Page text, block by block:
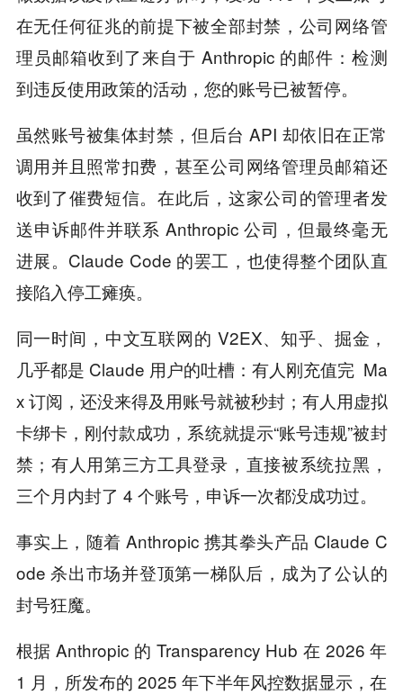
在无任何征兆的前提下被全部封禁，公司网络管
理员邮箱收到了来自于 Anthropic 的邮件：检测
到违反使用政策的活动，您的账号已被暂停。
虽然账号被集体封禁，但后台 API 却依旧在正常
调用并且照常扣费，甚至公司网络管理员邮箱还
收到了催费短信。在此后，这家公司的管理者发
送申诉邮件并联系 Anthropic 公司，但最终毫无
进展。Claude Code 的罢工，也使得整个团队直
接陷入停工瘫痪。
同一时间，中文互联网的 V2EX、知乎、掘金，
几乎都是 Claude 用户的吐槽：有人刚充值完 Ma
x 订阅，还没来得及用账号就被秒封；有人用虚拟
卡绑卡，刚付款成功，系统就提示“账号违规”被封
禁；有人用第三方工具登录，直接被系统拉黑，
三个月内封了 4 个账号，申诉一次都没成功过。
事实上，随着 Anthropic 携其拳头产品 Claude C
ode 杀出市场并登顶第一梯队后，成为了公认的
封号狂魔。
根据 Anthropic 的 Transparency Hub 在 2026 年
1 月，所发布的 2025 年下半年风控数据显示，在